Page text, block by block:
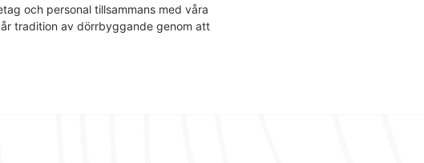
och personal tillsammans med våra
tradition av dörrbyggande genom att